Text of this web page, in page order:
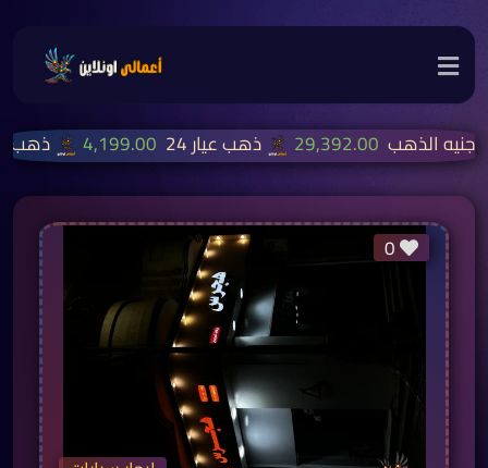
جنيه الذهب ذهب عيار 24 ذهب